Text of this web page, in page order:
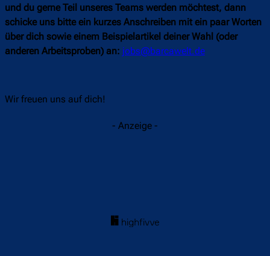
und du gerne Teil unseres Teams werden möchtest, dann
schicke uns bitte ein kurzes Anschreiben mit ein paar Worten
über dich sowie einem Beispielartikel deiner Wahl (oder
anderen Arbeitsproben) an: jobs@barcawelt.de
Wir freuen uns auf dich!
- Anzeige -